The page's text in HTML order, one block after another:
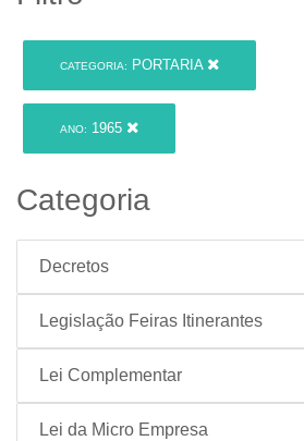
CATEGORIA: PORTARIA
ANO: 1965
Categoria
Decretos
Legislação Feiras Itinerantes
Lei Complementar
Lei da Micro Empresa